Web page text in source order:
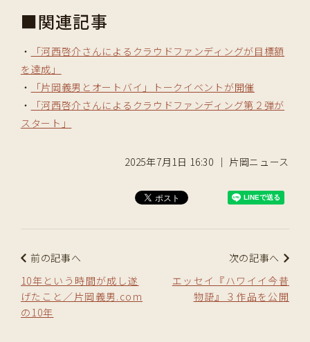
■関連記事
・
「河西啓介さんによるクラウドファンディングが目標額
を達成」
・
「片岡義男とオートバイ」トークイベントが開催
・
「河西啓介さんによるクラウドファンディング第２弾が
スタート」
2025年7月1日 16:30 ｜ 片岡ニュース
前の記事へ
10年という時間が成し遂
げたこと／片岡義男.com
の10年
次の記事へ
エッセイ『ハワイイ今昔
物語』３作品を公開